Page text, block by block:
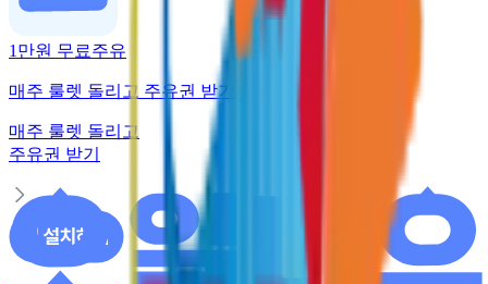
1만원 무료주유
매주 룰렛 돌리고 주유권 받기
매주 룰렛 돌리고
주유권 받기